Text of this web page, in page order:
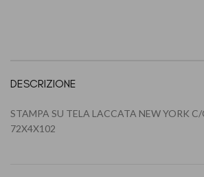
DESCRIZIONE
STAMPA SU TELA LACCATA NEW YORK
72X4X102